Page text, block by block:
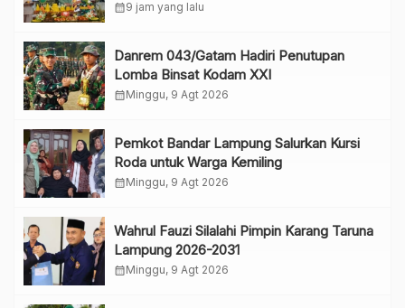
calendar_month9 jam yang lalu
Danrem 043/Gatam Hadiri Penutupan
Lomba Binsat Kodam XXI
calendar_monthMinggu, 9 Agt 2026
Pemkot Bandar Lampung Salurkan Kursi
Roda untuk Warga Kemiling
calendar_monthMinggu, 9 Agt 2026
Wahrul Fauzi Silalahi Pimpin Karang Taruna
Lampung 2026-2031
calendar_monthMinggu, 9 Agt 2026